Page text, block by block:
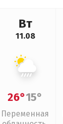
Вт
11.08
26°15°
Переменная